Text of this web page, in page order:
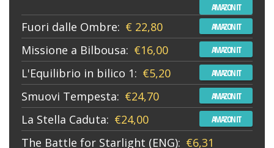
AMAZON IT
Fuori dalle Ombre: € 22,80 AMAZON IT
Missione a Bilbousa: €16,00 AMAZON IT
L'Equilibrio in bilico 1: €5,20 AMAZON IT
Smuovi Tempesta: €24,70 AMAZON IT
La Stella Caduta: €24,00 AMAZON IT
The Battle for Starlight (ENG): €6,31